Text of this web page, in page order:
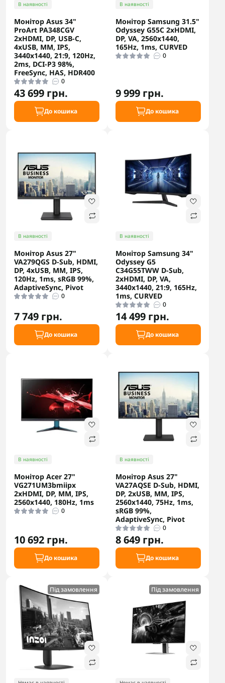
В наявності
Монітор Asus 34"
ProArt PA348CGV
2xHDMI, DP, USB-C,
4xUSB, MM, IPS,
3440x1440, 21:9, 120Hz,
2ms, DCI-P3 98%,
FreeSync, HAS, HDR400
0
43 699 грн.
До кошика
В наявності
Монітор Samsung 31.5"
Odyssey G55C 2xHDMI,
DP, VA, 2560x1440,
165Hz, 1ms, CURVED
0
9 999 грн.
До кошика
В наявності
Монітор Asus 27"
VA279QGS D-Sub, HDMI,
DP, 4xUSB, MM, IPS,
120Hz, 1ms, sRGB 99%,
AdaptiveSync, Pivot
0
7 749 грн.
До кошика
В наявності
Монітор Samsung 34"
Odyssey G5
C34G55TWW D-Sub,
2xHDMI, DP, VA,
3440x1440, 21:9, 165Hz,
1ms, CURVED
0
14 499 грн.
До кошика
В наявності
Монітор Acer 27"
VG271UM3bmiipx
2xHDMI, DP, MM, IPS,
2560x1440, 180Hz, 1ms
0
10 692 грн.
До кошика
В наявності
Монітор Asus 27"
VA27AQSE D-Sub, HDMI,
DP, 2xUSB, MM, IPS,
2560x1440, 75Hz, 1ms,
sRGB 99%,
AdaptiveSync, Pivot
0
8 649 грн.
До кошика
Під замовлення Під замовлення